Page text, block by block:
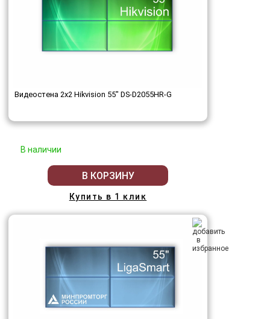
Видеостена 2x2 Hikvision 55" DS-D2055HR-G
В наличии
В КОРЗИНУ
Купить в 1 клик